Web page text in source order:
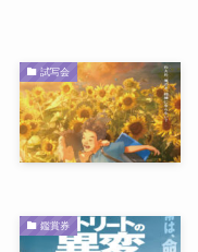
試写会
鑑賞券